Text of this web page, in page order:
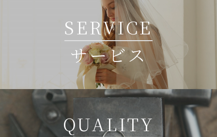
SERVICE
サービス
QUALITY